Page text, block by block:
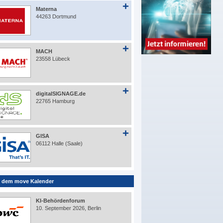
Materna
44263 Dortmund
MACH
23558 Lübeck
digitalSIGNAGE.de
22765 Hamburg
GISA
06112 Halle (Saale)
dem move Kalender
KI-Behördenforum
10. September 2026, Berlin